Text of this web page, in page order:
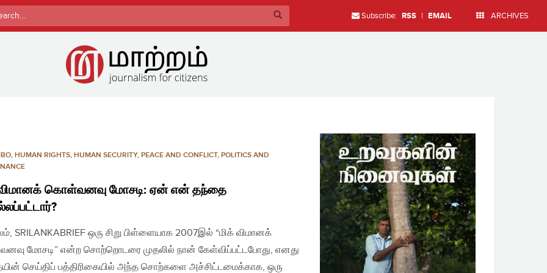
Subscribe: RSS | EMAIL ARCHIVES
, HUMAN RIGHTS, HUMAN SECURITY, PEACE AND CONFLICT, POLITICS AND
கொள்வனவு மோசடி: ஏன் என் தந்தை
SRILANKABRIEF ஒரு சிறு பிள்ளையாக 2007இல் “மிக் விமானக்
மோசடி” என்ற சொற்றொடரை முதலில் நான் கேள்விப்பட்டபோது, எனது
செய்திப் பத்திரிகையில் அந்த சொற்களை அச்சிட்டமைக்காக, ஒரு